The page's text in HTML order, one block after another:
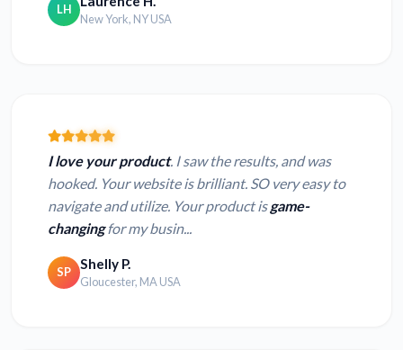
LH
New York, NY USA
I love your product. I saw the results, and was
hooked. Your website is brilliant. SO very easy to
navigate and utilize. Your product isgame-
changingfor my busin...
SP Shelly P.
Gloucester, MA USA